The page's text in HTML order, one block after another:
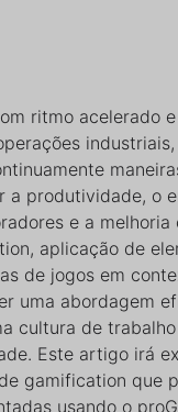
ritmo acelerado
a produtividade, o
e a melhoria
aplicação de
de jogos em
uma abordagem
cultura de
Este artigo irá
gamification que
usando o